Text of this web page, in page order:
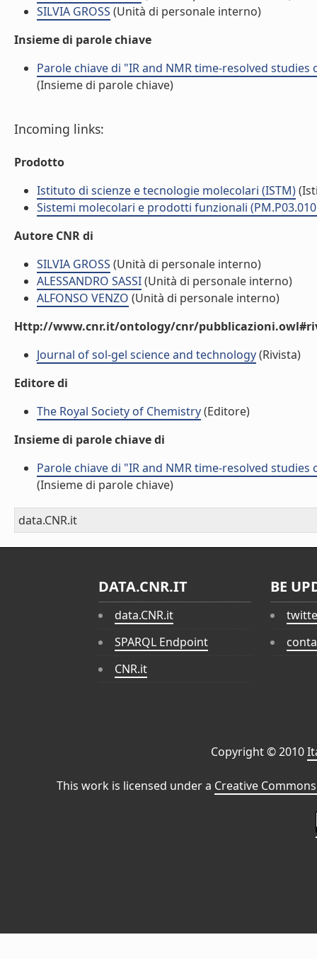
SILVIA GROSS (Unità di personale interno)
Insieme di parole chiave
Parole chiave di "IR and NMR time-resolved
(Insieme di parole chiave)
Incoming links:
Prodotto
Istituto di scienze e tecnologie molecolari (ISTM)
Sistemi molecolari e prodotti funzionali
Autore CNR di
SILVIA GROSS (Unità di personale interno)
ALESSANDRO SASSI(Unità di personale interno)
ALFONSO VENZO (Unità di personale interno)
Http://www.cnr.it/ontology/cnr/
Journal of sol-gel science and technology(Rivista)
Editore di
The Royal Society of Chemistry(Editore)
Insieme di parole chiave di
Parole chiave di "IR and NMR time-resolved
(Insieme di parole chiave)
data.CNR.it
DATA.CNR.IT
data.CNR.it
SPARQL Endpoint
CNR.it
BE
Copyright © 2010
This work is licensed under a Creative